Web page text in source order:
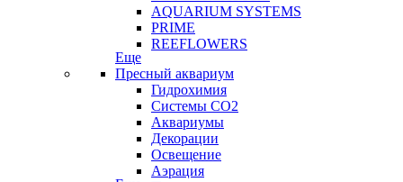
AQUARIUM SYSTEMS
PRIME
REEFLOWERS
Еще
Пресный аквариум
Гидрохимия
Системы СО2
Аквариумы
Декорации
Освещение
Аэрация